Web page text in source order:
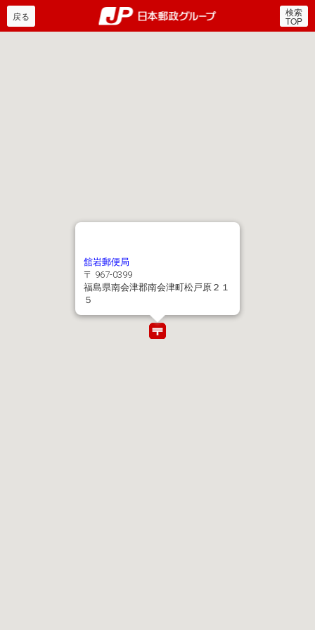
郵便局・日本郵政グルー
戻る 検索
TOP
舘岩郵便局
〒 967-0399
福島県南会津郡南会津町松戸原２１
５